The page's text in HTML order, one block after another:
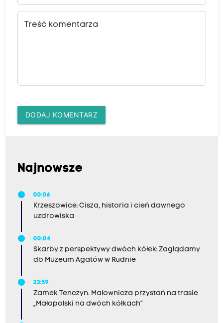
Treść komentarza
DODAJ KOMENTARZ
Najnowsze
00:06
Krzeszowice: Cisza, historia i cień dawnego
uzdrowiska
00:04
Skarby z perspektywy dwóch kółek: Zaglądamy
do Muzeum Agatów w Rudnie
23:59
Zamek Tenczyn. Malownicza przystań na trasie
„Małopolski na dwóch kółkach”